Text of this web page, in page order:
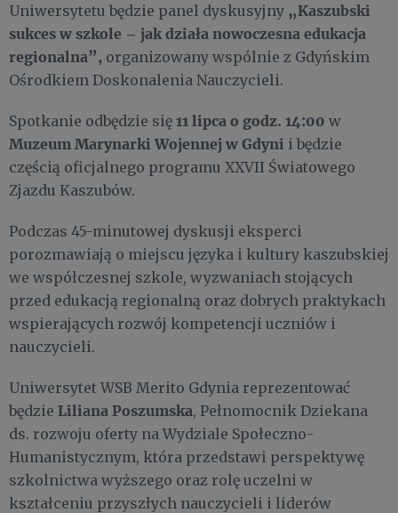
Uniwersytetu będzie panel dyskusyjny „Kaszubski
sukces w szkole – jak działa nowoczesna edukacja
regionalna”, organizowany wspólnie z Gdyńskim
Ośrodkiem Doskonalenia Nauczycieli.
Spotkanie odbędzie się 11 lipca o godz. 14:00 w
Muzeum Marynarki Wojennej w Gdyni i będzie
częścią oficjalnego programu XXVII Światowego
Zjazdu Kaszubów.
Podczas 45-minutowej dyskusji eksperci
porozmawiają o miejscu języka i kultury kaszubskiej
we współczesnej szkole, wyzwaniach stojących
przed edukacją regionalną oraz dobrych praktykach
wspierających rozwój kompetencji uczniów i
nauczycieli.
Uniwersytet WSB Merito Gdynia reprezentować
będzie Liliana Poszumska, Pełnomocnik Dziekana
ds. rozwoju oferty na Wydziale Społeczno-
Humanistycznym, która przedstawi perspektywę
szkolnictwa wyższego oraz rolę uczelni w
kształceniu przyszłych nauczycieli i liderów